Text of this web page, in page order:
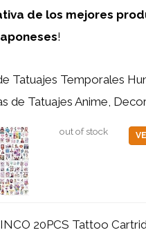
de los mejores
!
Tatuajes Temporales
de Tatuajes Anime,
out of stock
20PCS Tattoo